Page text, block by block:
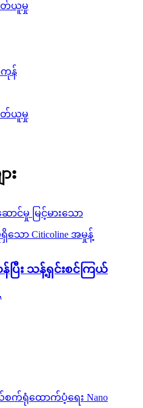
တ်ယူမှု
ကုန်
တ်ယူမှု
း
ပြီး သန့်ရှင်းစင်ကြယ်